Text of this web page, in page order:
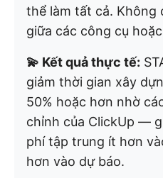
thể làm tất cả. Không
giữa các công cụ
💫 Kết quả thực tế:
giảm thời gian xây
50% hoặc hơn nhờ
chỉnh của ClickUp —
phí tập trung ít hơn
hơn vào dự báo.